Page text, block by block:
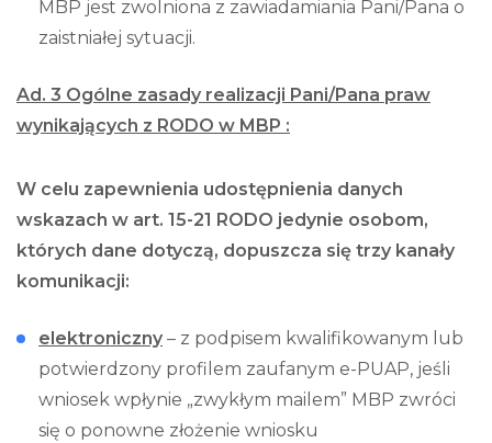
MBP jest zwolniona z zawiadamiania Pani/Pana o
zaistniałej sytuacji.
Ad. 3 Ogólne zasady realizacji Pani/Pana praw
wynikających z RODO w MBP :
W celu zapewnienia udostępnienia danych
wskazach w art. 15-21 RODO jedynie osobom,
których dane dotyczą, dopuszcza się trzy kanały
komunikacji:
elektroniczny – z podpisem kwalifikowanym lub
potwierdzony profilem zaufanym e-PUAP, jeśli
wniosek wpłynie „zwykłym mailem” MBP zwróci
się o ponowne złożenie wniosku